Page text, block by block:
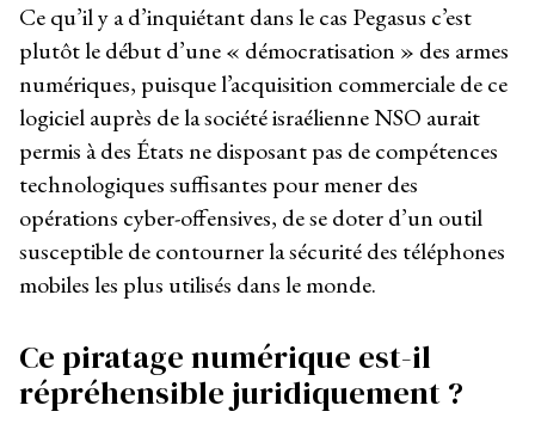
Ce qu’il y a d’inquiétant dans le cas Pegasus c’est
plutôt le début d’une « démocratisation » des armes
numériques, puisque l’acquisition commerciale de ce
logiciel auprès de la société israélienne NSO aurait
permis à des États ne disposant pas de compétences
technologiques suffisantes pour mener des
opérations cyber-offensives, de se doter d’un outil
susceptible de contourner la sécurité des téléphones
mobiles les plus utilisés dans le monde.
Ce piratage numérique est-il
répréhensible juridiquement ?